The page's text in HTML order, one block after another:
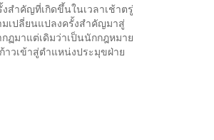
สำคัญที่เกิดขึ้นในเวลาเช้าตรู่
เปลี่ยนแปลงครั้งสำคัญมาสู่
ฏมาแต่เดิมว่าเป็นนักกฎหมาย
าวเข้าสู่ตำแหน่งประมุขฝ่าย